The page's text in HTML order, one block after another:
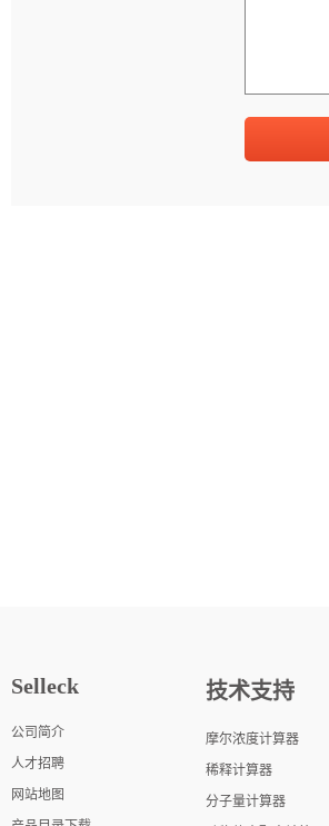
Selleck
公司简介
人才招聘
网站地图
技术支持
摩尔浓度计算器
稀释计算器
分子量计算器